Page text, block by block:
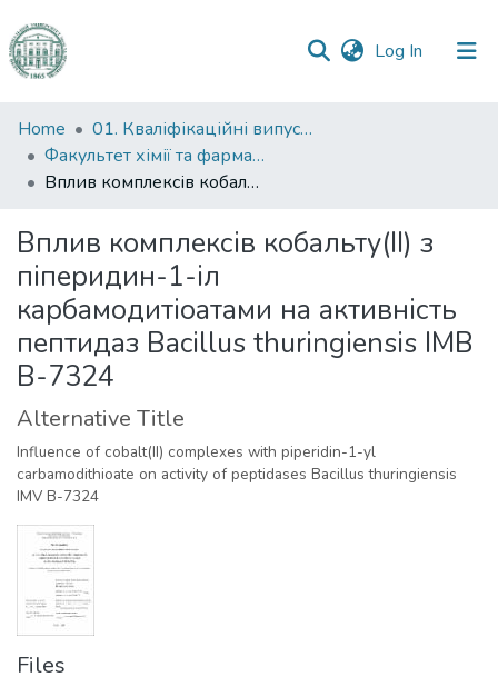
Log In (current)
Communities
&
Collections
Statistics
Home
01. Кваліфікаційні випускні роботи здобувачів вищої освіти
Факультет хімії та фармації
Вплив комплексів кобальту(II) з піперидин-1-іл карбамодитіоатами на активність пептидаз Bacillus thuringiensis ІМВ B-7324
Вплив комплексів кобальту(II) з
піперидин-1-іл
карбамодитіоатами на активність
пептидаз Bacillus thuringiensis ІМВ
B-7324
Alternative Title
Influence of cobalt(II) complexes with piperidin-1-yl
carbamodithioate on activity of peptidases Bacillus thuringiensis
IMV B-7324
Files